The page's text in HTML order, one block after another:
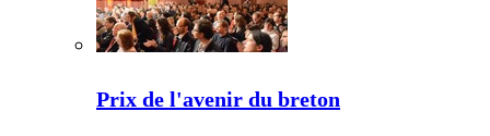
Prix de l'avenir du breton